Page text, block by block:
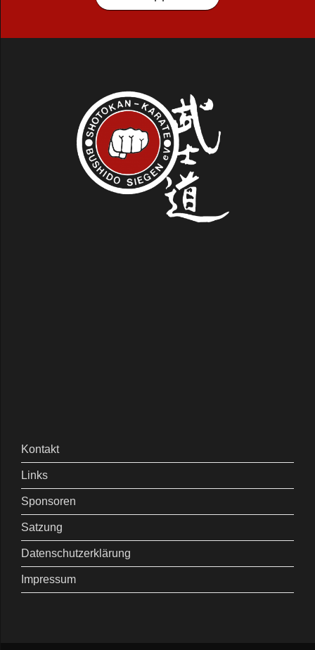
Kontakt
Links
Sponsoren
Satzung
Datenschutzerklärung
Impressum